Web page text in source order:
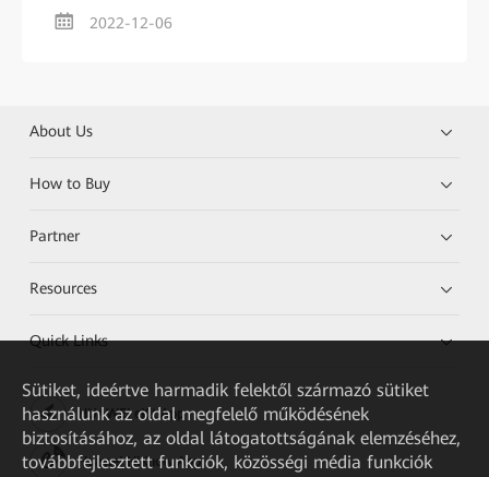
2022-12-06
About Us
How to Buy
Partner
Resources
Quick Links
HUAWEI eKit App
Huawei HiKnow App
Sütiket, ideértve harmadik felektől származó sütiket
használunk az oldal megfelelő működésének
biztosításához, az oldal látogatottságának elemzéséhez,
továbbfejlesztett funkciók, közösségi média funkciók